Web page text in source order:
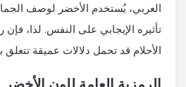
العربي، يُستخدم الأخضر لوصف
تأثيره الإيجابي على النفس. لذا،
الأحلام قد تحمل دلالات عميقة تتعلق